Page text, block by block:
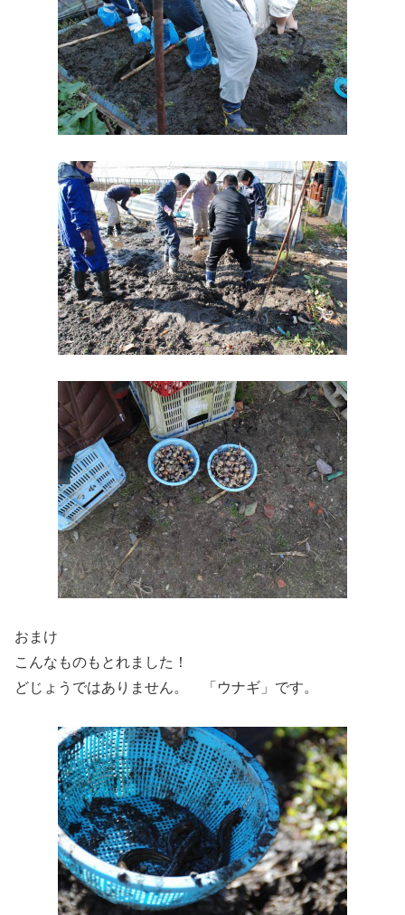
おまけ
こんなものもとれました！
どじょうではありません。 「ウナギ」です。